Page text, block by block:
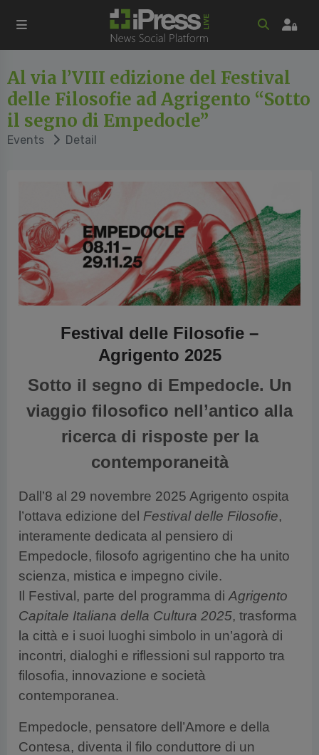
Al via l’VIII edizione del Festival
delle Filosofie ad Agrigento “Sotto
il segno di Empedocle”
Events Detail
Festival delle Filosofie –
Agrigento 2025
Sotto il segno di Empedocle. Un
viaggio filosofico nell’antico alla
ricerca di risposte per la
contemporaneità
Dall’8 al 29 novembre 2025 Agrigento ospita
l’ottava edizione del Festival delle Filosofie,
interamente dedicata al pensiero di
Empedocle, filosofo agrigentino che ha unito
scienza, mistica e impegno civile.
Il Festival, parte del programma di Agrigento
Capitale Italiana della Cultura 2025, trasforma
la città e i suoi luoghi simbolo in un’agorà di
incontri, dialoghi e riflessioni sul rapporto tra
filosofia, innovazione e società
contemporanea.
Empedocle, pensatore dell’Amore e della
Contesa, diventa il filo conduttore di un